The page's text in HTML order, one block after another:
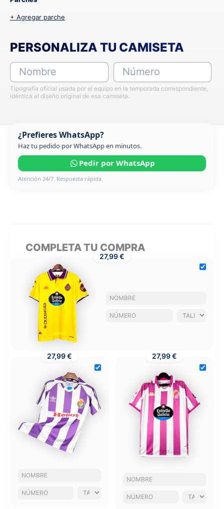
+ Agregar parche
PERSONALIZA TU CAMISETA
Nombre Número
Tipografía oficial usada por el equipo en la temporada correspondiente,
idéntica al diseño original de esa camiseta.
¿Prefieres WhatsApp?
Haz tu pedido por WhatsApp en minutos.
Pedir por WhatsApp
Atención 24/7. Respuesta rápida.
COMPLETA TU COMPRA
27,99 €
27,99 € 27,99 €